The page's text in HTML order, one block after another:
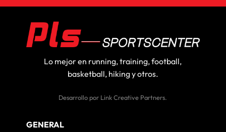
Lo mejor en running, training, football,
basketball, hiking y otros.
Desarrollo por Link Creative Partners.
GENERAL